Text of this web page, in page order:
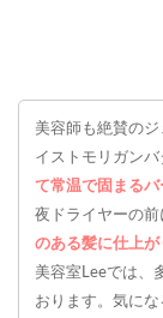
美容師も絶賛の
イストモリガンバ
て常温で固まるバ
夜ドライヤーの前
のある髪に仕上が
美容室Leeでは、
おります。気に